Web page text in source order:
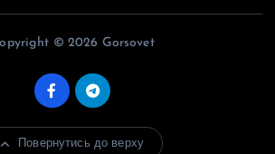
© 2026 Gorsovet
Повернутись до верху